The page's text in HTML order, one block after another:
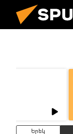
Երեկ